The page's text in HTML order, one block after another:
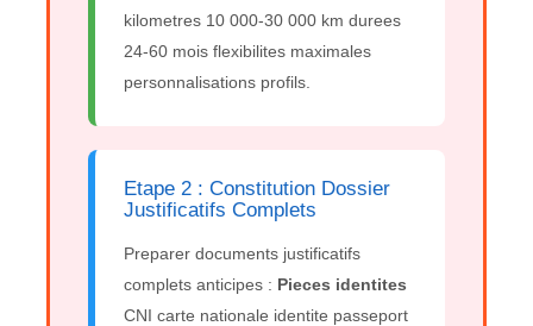
kilometres 10 000-30 000 km durees
24-60 mois flexibilites maximales
personnalisations profils.
Etape 2 : Constitution Dossier
Justificatifs Complets
Preparer documents justificatifs
complets anticipes : Pieces identites
CNI carte nationale identite passeport